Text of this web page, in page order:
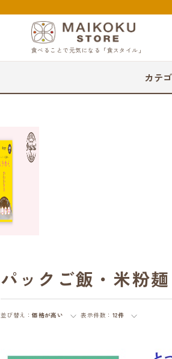
食べることで元気になる「食スタイル」
カテ
パックご飯・米粉麺
並び替え：価格が高い 表示件数： 12件